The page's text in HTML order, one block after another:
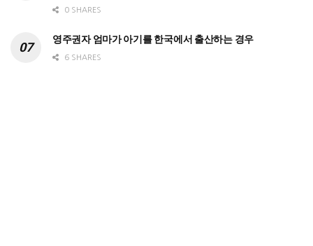
0 SHARES
영주권자 엄마가 아기를 한국에서 출산하는 경우
6 SHARES